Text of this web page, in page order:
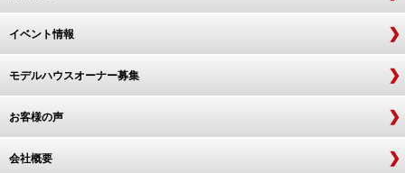
イベント情報
モデルハウスオーナー募集
お客様の声
会社概要